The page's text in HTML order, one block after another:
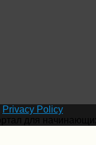
Privacy Policy